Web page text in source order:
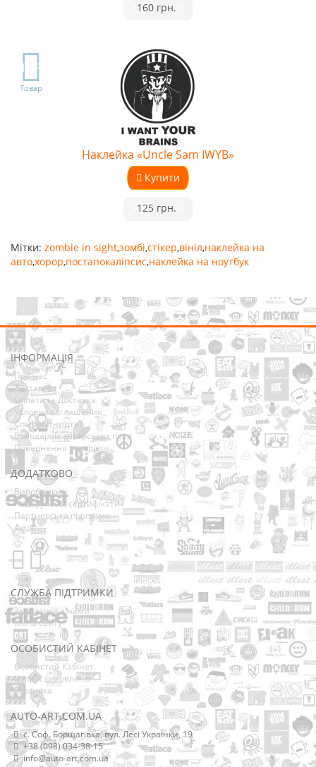
160 грн.
TOP
Товар
Наклейка «Uncle Sam IWYB»
Купити
125 грн.
Мітки: zombie in sight,зомбі,стікер,вініл,наклейка на
авто,хорор,постапокаліпсис,наклейка на ноутбук
ІНФОРМАЦІЯ
Про нас
Доставка
Оплата та Доставка
Условия соглашения
Співробітництво
Володарям авторських прав
Повернення товарів
ДОДАТКОВО
Виробники
Подарункові сертифікати
Партнерська програма
Акції
СЛУЖБА ПІДТРИМКИ
Зв’язатися з нами
Мапа сайту
ОСОБИСТИЙ КАБІНЕТ
Особистий Кабінет
Історія замовлень
Розсилка
AUTO-ART.COM.UA
с. Соф. Борщагівка, вул. Лесі Українки, 19
+38 (098) 034-38-15
info@auto-art.com.ua